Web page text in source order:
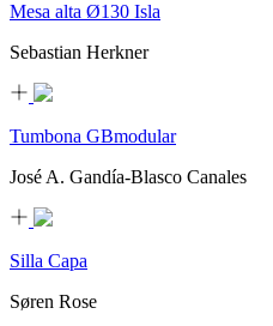
Mesa alta Ø130 Isla
Sebastian Herkner
Tumbona GBmodular
José A. Gandía-Blasco Canales
Silla Capa
Søren Rose